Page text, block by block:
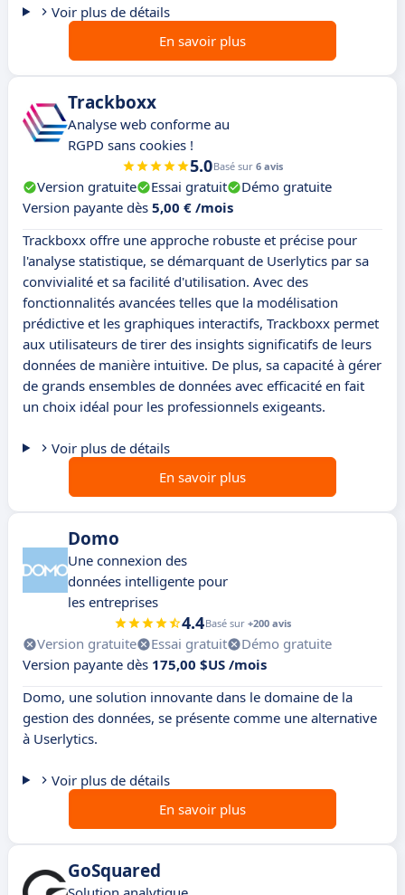
Voir plus de détails
En savoir plus
Trackboxx
Analyse web conforme au
RGPD sans cookies !
5.0Basé sur 6 avis
Version gratuite Essai gratuit
Démo gratuite
Version payante dès 5,00 € /mois
Trackboxx offre une approche robuste et précise pour
l'analyse statistique, se démarquant de Userlytics par sa
convivialité et sa facilité d'utilisation. Avec des
fonctionnalités avancées telles que la modélisation
prédictive et les graphiques interactifs, Trackboxx permet
aux utilisateurs de tirer des insights significatifs de leurs
données de manière intuitive. De plus, sa capacité à gérer
de grands ensembles de données avec efficacité en fait
un choix idéal pour les professionnels exigeants.
Voir plus de détails
En savoir plus
Domo
Une connexion des
données intelligente pour
les entreprises
4.4Basé sur +200 avis
Version gratuite Essai gratuit
Démo gratuite
Version payante dès 175,00 $US /mois
Domo, une solution innovante dans le domaine de la
gestion des données, se présente comme une alternative
à Userlytics.
Voir plus de détails
En savoir plus
GoSquared